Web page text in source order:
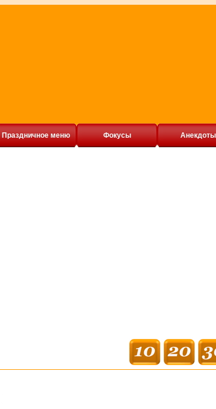
Праздничное меню Фокусы Анекдоты